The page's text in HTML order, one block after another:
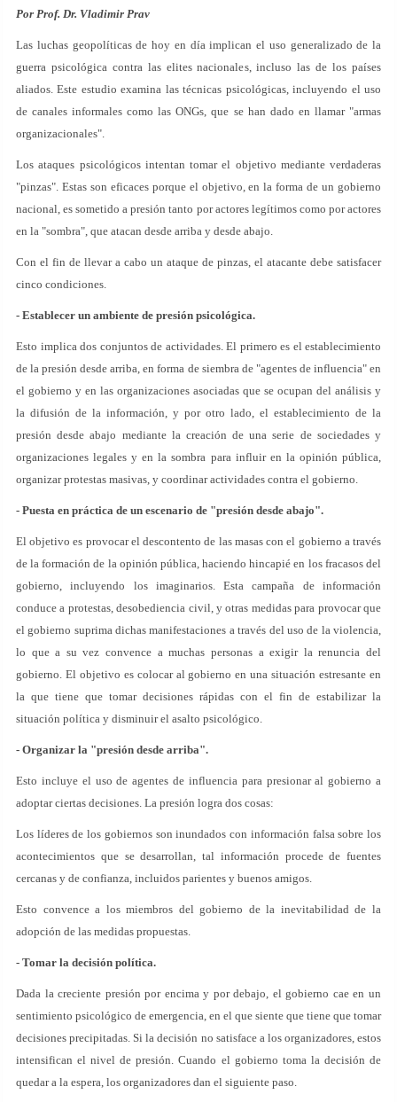
Por Prof. Dr. Vladimir Prav
Las luchas geopolíticas de hoy en día implican el uso generalizado de la
guerra psicológica contra las elites nacionales, incluso las de los países
aliados. Este estudio examina las técnicas psicológicas, incluyendo el uso
de canales informales como las ONGs, que se han dado en llamar "armas
organizacionales".
Los ataques psicológicos intentan tomar el objetivo mediante verdaderas
"pinzas". Estas son eficaces porque el objetivo, en la forma de un gobierno
nacional, es sometido a presión tanto por actores legítimos como por actores
en la "sombra", que atacan desde arriba y desde abajo.
Con el fin de llevar a cabo un ataque de pinzas, el atacante debe satisfacer
cinco condiciones.
- Establecer un ambiente de presión psicológica.
Esto implica dos conjuntos de actividades. El primero es el establecimiento
de la presión desde arriba, en forma de siembra de "agentes de influencia" en
el gobierno y en las organizaciones asociadas que se ocupan del análisis y
la difusión de la información, y por otro lado, el establecimiento de la
presión desde abajo mediante la creación de una serie de sociedades y
organizaciones legales y en la sombra para influir en la opinión pública,
organizar protestas masivas, y coordinar actividades contra el gobierno.
- Puesta en práctica de un escenario de "presión desde abajo".
El objetivo es provocar el descontento de las masas con el gobierno a través
de la formación de la opinión pública, haciendo hincapié en los fracasos del
gobierno, incluyendo los imaginarios. Esta campaña de información
conduce a protestas, desobediencia civil, y otras medidas para provocar que
el gobierno suprima dichas manifestaciones a través del uso de la violencia,
lo que a su vez convence a muchas personas a exigir la renuncia del
gobierno. El objetivo es colocar al gobierno en una situación estresante en
la que tiene que tomar decisiones rápidas con el fin de estabilizar la
situación política y disminuir el asalto psicológico.
- Organizar la "presión desde arriba".
Esto incluye el uso de agentes de influencia para presionar al gobierno a
adoptar ciertas decisiones. La presión logra dos cosas:
Los líderes de los gobiernos son inundados con información falsa sobre los
acontecimientos que se desarrollan, tal información procede de fuentes
cercanas y de confianza, incluidos parientes y buenos amigos.
Esto convence a los miembros del gobierno de la inevitabilidad de la
adopción de las medidas propuestas.
- Tomar la decisión política.
Dada la creciente presión por encima y por debajo, el gobierno cae en un
sentimiento psicológico de emergencia, en el que siente que tiene que tomar
decisiones precipitadas. Si la decisión no satisface a los organizadores, estos
intensifican el nivel de presión. Cuando el gobierno toma la decisión de
quedar a la espera, los organizadores dan el siguiente paso.